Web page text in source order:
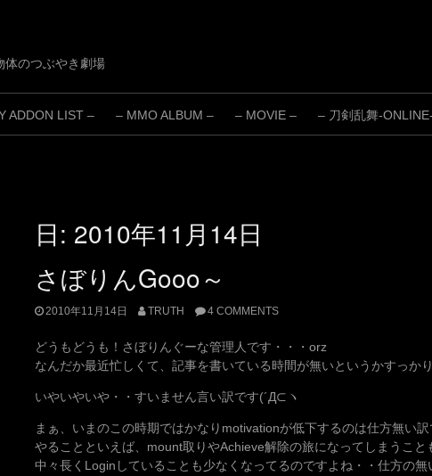
体のつぶやき劇場
ADDON LIST – – MMO ALBUM – – MOVIE – – 刀剣乱舞-
日: 2010年11月14日
さぼりんGooo～
2010年11月14日 TRUTH 4 COMMENTS
どうもどうも！さぼりんぐーな管理人です・・・orz
なんだか最近忙しくて、記事を書いている時間が無いというかすっか
いやいやいや・・すいません言い訳です(´Д⊂ヽ
まぁ、いまのこの時期ではかなりmotivationが低下するのは仕方無い訳
やることといえば、mount取りやAchieve解除の旅になってしまうこと
中々長くLoginしていることも少なくなってるのですよね・・仕方の無